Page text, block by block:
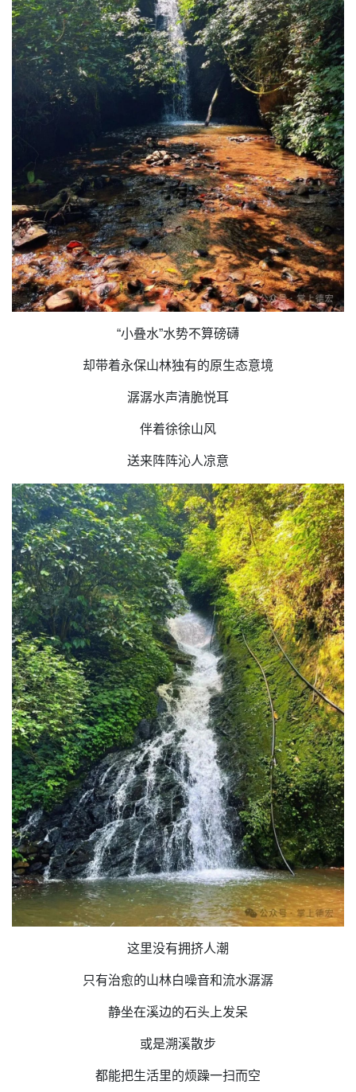
“小叠水”水势不算磅礴
却带着永保山林独有的原生态意境
潺潺水声清脆悦耳
伴着徐徐山风
送来阵阵沁人凉意
这里没有拥挤人潮
只有治愈的山林白噪音和流水潺潺
静坐在溪边的石头上发呆
或是溯溪散步
都能把生活里的烦躁一扫而空